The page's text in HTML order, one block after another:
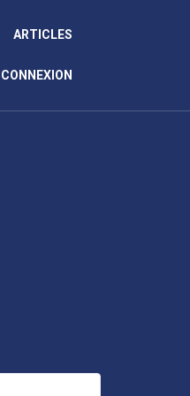
ARTICLES
CONNEXION